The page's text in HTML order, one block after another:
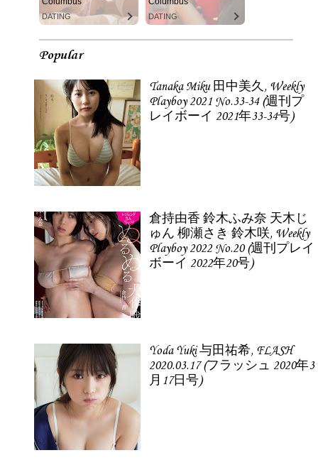
DATING DATING
Popular
Tanaka Miku 田中美久, Weekly
Playboy 2021 No.33-34 (週刊プ
レイボーイ 2021年33-34号)
倉持由香 鈴木ふみ奈 天木じ
ゅん 柳瀬さき 鈴木咲, Weekly
Playboy 2022 No.20 (週刊プレイ
ボーイ 2022年20号)
Yoda Yuki 与田祐希, FLASH
2020.03.17 (フラッシュ 2020年3
月17日号)